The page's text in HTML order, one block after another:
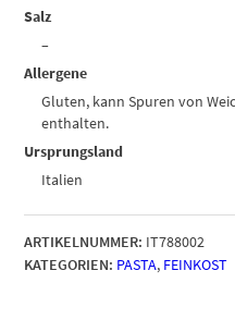
Salz
–
Allergene
Gluten, kann Spuren von
enthalten.
Ursprungsland
Italien
ARTIKELNUMMER: IT788002
KATEGORIEN: PASTA, FEINKOST